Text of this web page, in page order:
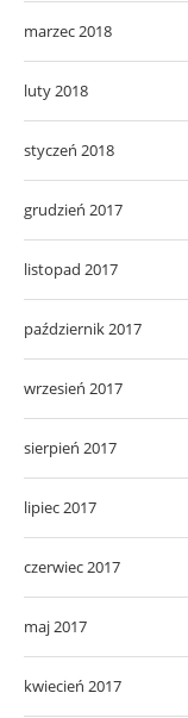
marzec 2018
luty 2018
styczeń 2018
grudzień 2017
listopad 2017
październik 2017
wrzesień 2017
sierpień 2017
lipiec 2017
czerwiec 2017
maj 2017
kwiecień 2017